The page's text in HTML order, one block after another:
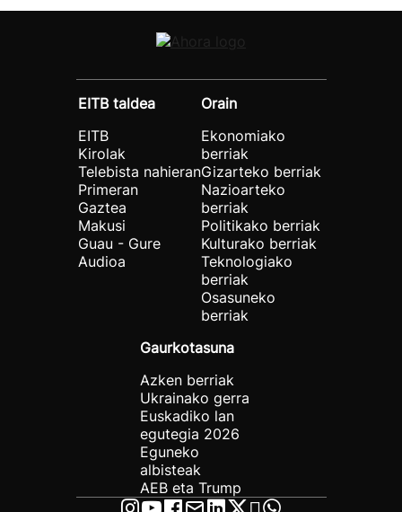
EITB taldea
EITB
Kirolak
Telebista nahieran
Primeran
Gaztea
Makusi
Guau - Gure
Audioa
Orain
Ekonomiako
berriak
Gizarteko berriak
Nazioarteko
berriak
Politikako berriak
Kulturako berriak
Teknologiako
berriak
Osasuneko
berriak
Gaurkotasuna
Azken berriak
Ukrainako gerra
Euskadiko lan
egutegia 2026
Eguneko
albisteak
AEB eta Trump